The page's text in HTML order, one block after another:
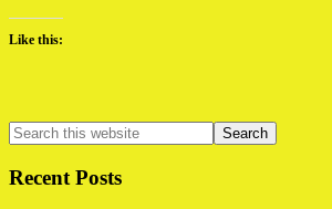
Like this:
Primary
Sidebar
Search
this
website
Recent Posts